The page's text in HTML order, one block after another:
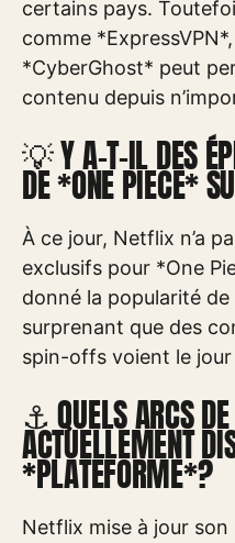
certains pays.
comme
*CyberGhost* peut
contenu depuis
💡 Y A-T-IL DES
DE *ONE PIECE*
À ce jour, Netflix n’a
exclusifs pour *One
donné la popularité
surprenant que des
spin-offs voient le jour
⚓ QUELS ARCS
ACTUELLEMENT
*PLATEFORME*?
Netflix mise à jour